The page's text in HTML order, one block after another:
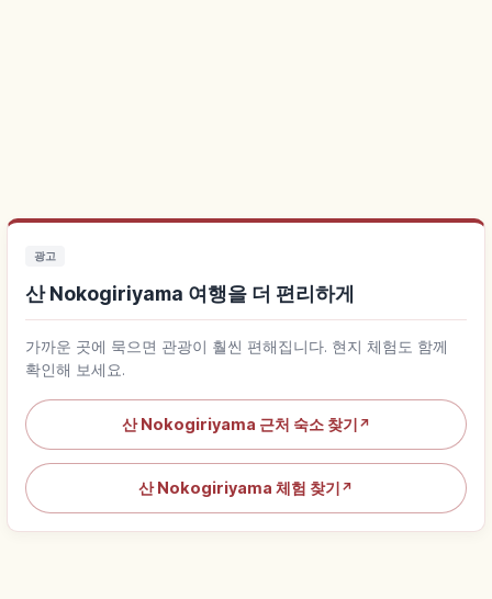
광고
산 Nokogiriyama 여행을 더 편리하게
가까운 곳에 묵으면 관광이 훨씬 편해집니다. 현지 체험도 함께
확인해 보세요.
산 Nokogiriyama 근처 숙소 찾기 ↗
산 Nokogiriyama 체험 찾기 ↗